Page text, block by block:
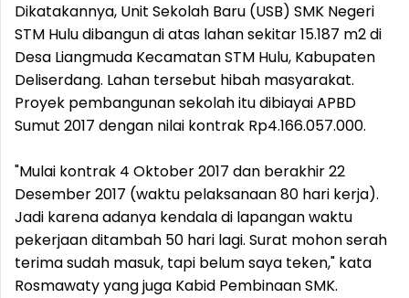
Dikatakannya, Unit Sekolah Baru (USB) SMK Negeri
STM Hulu dibangun di atas lahan sekitar 15.187 m2 di
Desa Liangmuda Kecamatan STM Hulu, Kabupaten
Deliserdang. Lahan tersebut hibah masyarakat.
Proyek pembangunan sekolah itu dibiayai APBD
Sumut 2017 dengan nilai kontrak Rp4.166.057.000.
"Mulai kontrak 4 Oktober 2017 dan berakhir 22
Desember 2017 (waktu pelaksanaan 80 hari kerja).
Jadi karena adanya kendala di lapangan waktu
pekerjaan ditambah 50 hari lagi. Surat mohon serah
terima sudah masuk, tapi belum saya teken," kata
Rosmawaty yang juga Kabid Pembinaan SMK.